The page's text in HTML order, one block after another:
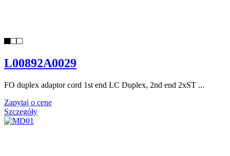
L00892A0029
FO duplex adaptor cord 1st end LC Duplex, 2nd end 2xST ...
Zapytaj o cenę
Szczegóły